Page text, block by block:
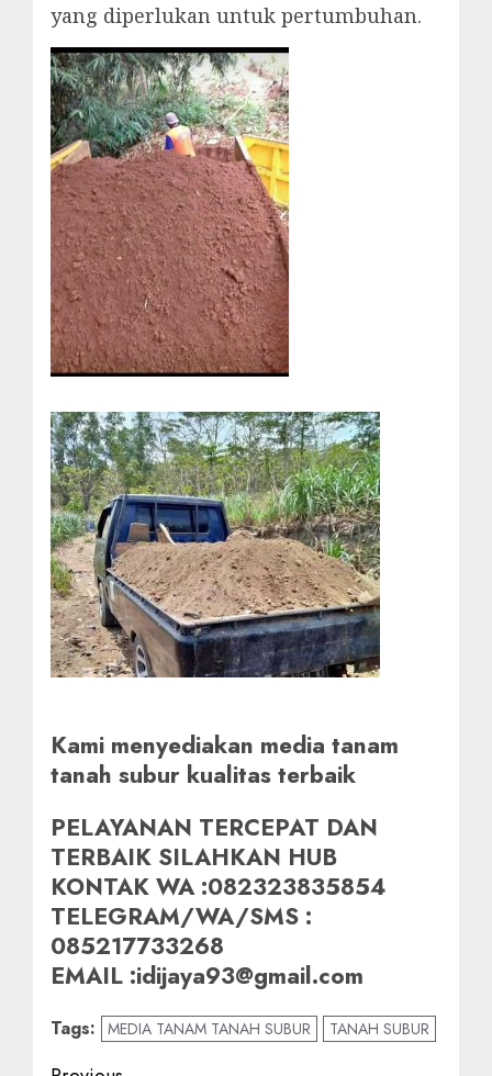
yang diperlukan untuk pertumbuhan.
Kami menyediakan media tanam
tanah subur kualitas terbaik
PELAYANAN TERCEPAT DAN
TERBAIK SILAHKAN HUB
KONTAK WA :082323835854
TELEGRAM/WA/SMS :
085217733268
EMAIL :idijaya93@gmail.com
Tags: MEDIA TANAM TANAH SUBUR TANAH SUBUR